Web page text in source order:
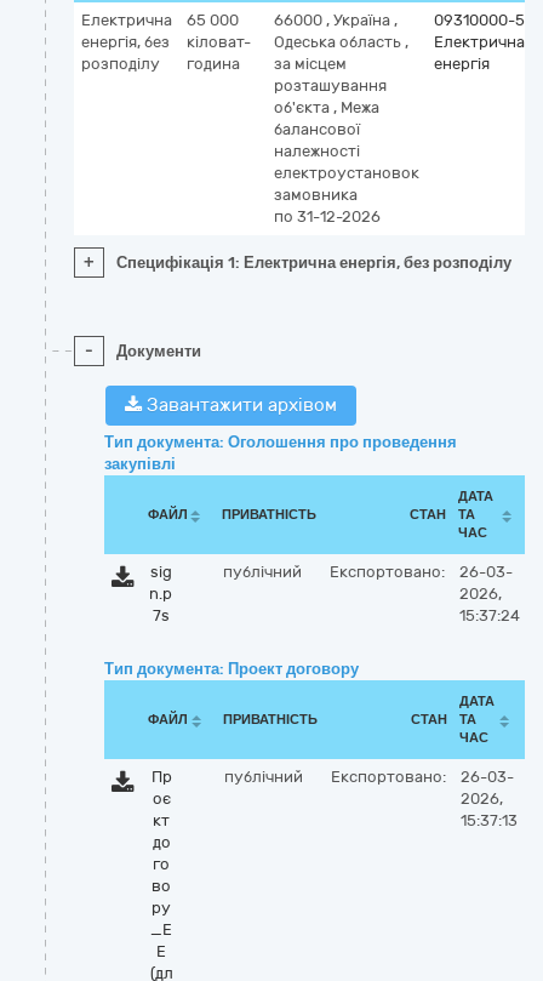
Електрична
енергія, без
розподілу
65 000
кіловат-
година
66000 , Україна ,
Одеська область ,
за місцем
розташування
об'єкта , Межа
балансової
належності
електроустановок
замовника
по 31-12-2026
09310000-5
Електрична
енергія
+ Специфікація 1: Електрична енергія, без розподілу
- Документи
Завантажити архівом
Тип документа: Оголошення про проведення
закупівлі
ФАЙЛ ПРИВАТНІСТЬ СТАН
ДАТА
ТА
ЧАС
sig
n.p
7s
публічний Експортовано:
26-03-
2026,
15:37:24
Тип документа: Проект договору
ФАЙЛ ПРИВАТНІСТЬ СТАН
ДАТА
ТА
ЧАС
Пр
оє
кт
до
го
во
ру
_Е
Е
(дл
публічний Експортовано:
26-03-
2026,
15:37:13